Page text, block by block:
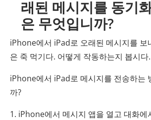
래된 메시지를 동기
은 무엇입니까?
iPhone에서 iPad로 오래된 메시지를 보
은 죽 먹기다. 어떻게 작동하는지 봅시다.
iPhone에서 iPad로 메시지를 전송하는
까?
1. iPhone에서 메시지 앱을 열고 대화에